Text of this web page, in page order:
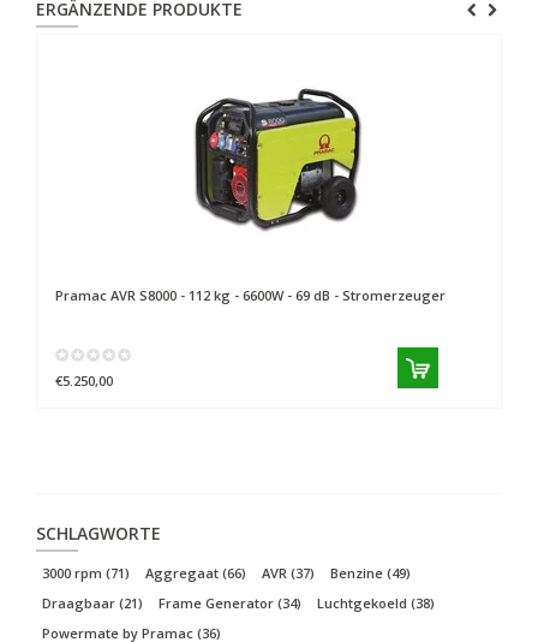
ERGÄNZENDE PRODUKTE
Pramac AVR S8000 - 112 kg - 6600W - 69 dB - Stromerzeuger
€5.250,00
SCHLAGWORTE
3000 rpm (71) Aggregaat (66) AVR (37) Benzine (49)
Draagbaar (21) Frame Generator (34) Luchtgekoeld (38)
Powermate by Pramac (36)